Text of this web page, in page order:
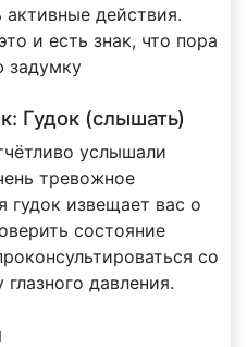
действия.
и есть знак, что пора
задумку
Гудок (слышать)
услышали
тревожное
гудок извещает вас о
состояние
со
давления.